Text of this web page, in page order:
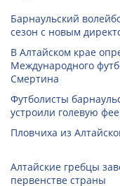
Барнаульский
сезон с новым
В Алтайском крае
Международного
Смертина
Футболисты
устроили голевую
Пловчиха из
Алтайские гребцы
первенстве страны